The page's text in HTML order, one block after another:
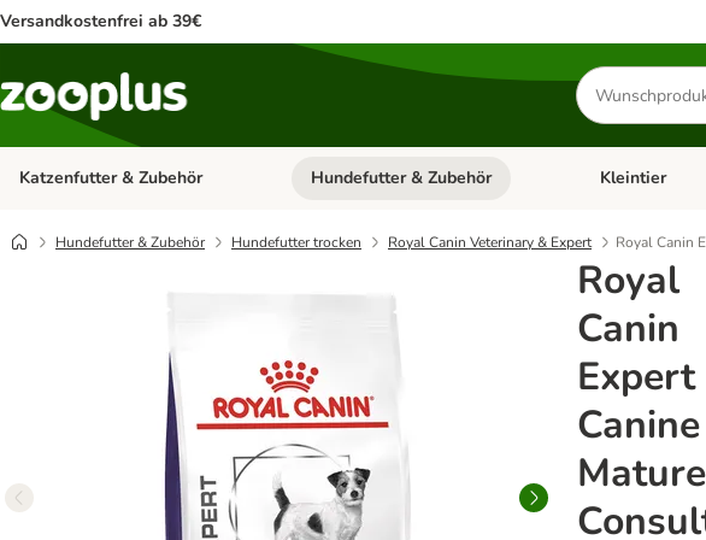
Versandkostenfrei ab 39€
Produkte
suchen
Katzenfutter & Zubehör Kategorie-Menü öffnen: Katzenfutter & Zubehör
Hundefutter & Zubehör Kategorie-
Kleintier
Hundefutter & Zubehör Hundefutter trocken Royal Canin Veterinary & Expert Royal Canin
Royal
Canin
Expert
Canine
Mature